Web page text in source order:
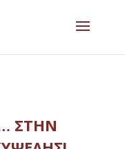
ΣΤΗΝ